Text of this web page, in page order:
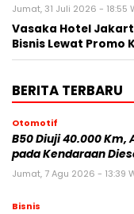
Jumat, 31 Juli 2026 - 18:55
Vasaka Hotel
Bisnis Lewat Promo
BERITA TERBARU
Otomotif
B50 Diuji 40.000 Km,
pada Kendaraan
Jumat, 7 Agu 2026 - 13:39
Bisnis